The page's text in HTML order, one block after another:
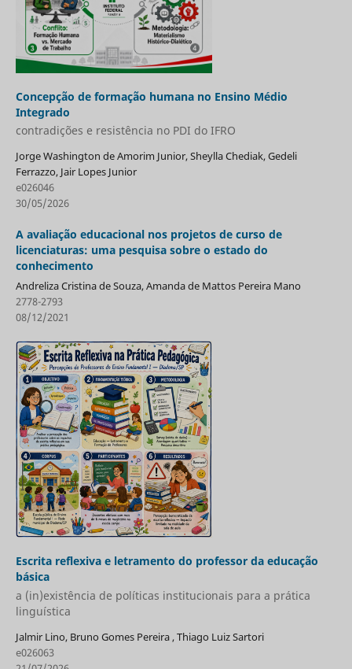
Concepção de formação humana no Ensino Médio
Integrado
contradições e resistência no PDI do IFRO
Jorge Washington de Amorim Junior, Sheylla Chediak, Gedeli
Ferrazzo, Jair Lopes Junior
e026046
30/05/2026
A avaliação educacional nos projetos de curso de
licenciaturas: uma pesquisa sobre o estado do
conhecimento
Andreliza Cristina de Souza, Amanda de Mattos Pereira Mano
2778-2793
08/12/2021
Escrita reflexiva e letramento do professor da educação
básica
a (in)existência de políticas institucionais para a prática
linguística
Jalmir Lino, Bruno Gomes Pereira , Thiago Luiz Sartori
e026063